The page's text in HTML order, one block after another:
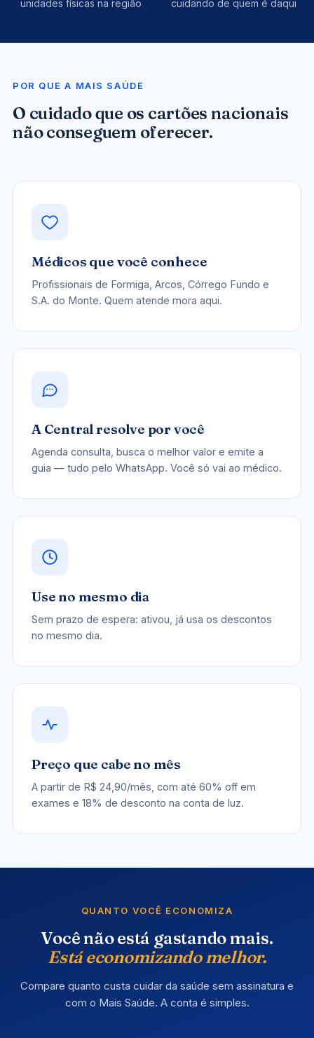
unidades físicas na região cuidando de quem é daqui
POR QUE A MAIS SAÚDE
O cuidado que os cartões nacionais
não conseguem oferecer.
Médicos que você conhece
Profissionais de Formiga, Arcos, Córrego Fundo e
S.A. do Monte. Quem atende mora aqui.
A Central resolve por você
Agenda consulta, busca o melhor valor e emite a
guia — tudo pelo WhatsApp. Você só vai ao médico.
Use no mesmo dia
Sem prazo de espera: ativou, já usa os descontos
no mesmo dia.
Preço que cabe no mês
A partir de R$ 24,90/mês, com até 60% off em
exames e 18% de desconto na conta de luz.
QUANTO VOCÊ ECONOMIZA
Você não está gastando mais.
Está economizando melhor.
Compare quanto custa cuidar da saúde sem assinatura e
com o Mais Saúde. A conta é simples.